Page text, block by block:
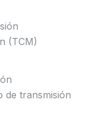
(TCM)
de transmisión